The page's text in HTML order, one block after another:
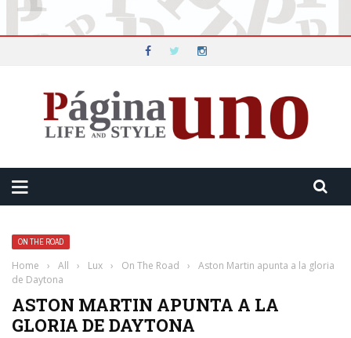
ON THE ROAD
Home › All › Lux › On The Road ›
Aston Martin apunta a la gloria
de Daytona
ASTON MARTIN APUNTA A LA
GLORIA DE DAYTONA